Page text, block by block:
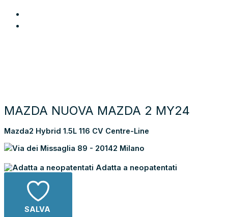
MAZDA NUOVA MAZDA 2 MY24
Mazda2 Hybrid 1.5L 116 CV Centre-Line
Via dei Missaglia 89 - 20142 Milano
Adatta a neopatentati
SALVA